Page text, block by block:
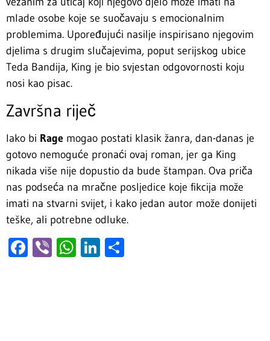
mlade osobe koje se suočavaju s emocionalnim
problemima. Upoređujući nasilje inspirisano njegovim
djelima s drugim slučajevima, poput serijskog ubice
Teda Bandija, King je bio svjestan odgovornosti koju
nosi kao pisac.
Završna riječ
Iako bi Rage mogao postati klasik žanra, dan-danas je
gotovo nemoguće pronaći ovaj roman, jer ga King
nikada više nije dopustio da bude štampan. Ova priča
nas podseća na mračne posljedice koje fikcija može
imati na stvarni svijet, i kako jedan autor može donijeti
teške, ali potrebne odluke.
Facebook
ViberWhatsApp
LinkedIn